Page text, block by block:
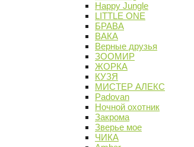
Happy Jungle
LITTLE ONE
БРАВА
ВАКА
Верные друзья
ЗООМИР
ЖОРКА
КУЗЯ
МИСТЕР АЛЕКС
Padovan
Ночной охотник
Закрома
Зверье мое
ЧИКА